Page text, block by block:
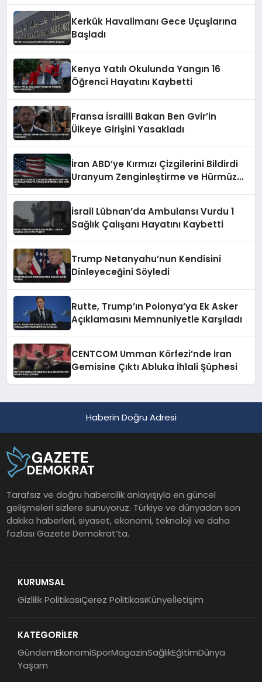
Kerkük Havalimanı Gece Uçuşlarına
Başladı
Kenya Yatılı Okulunda Yangın 16
Öğrenci Hayatını Kaybetti
Fransa İsrailli Bakan Ben Gvir’in
Ülkeye Girişini Yasakladı
İran ABD’ye Kırmızı Çizgilerini Bildirdi
Uranyum Zenginleştirme ve Hürmüz
İsrail Lübnan’da Ambulansı Vurdu 1
Sağlık Çalışanı Hayatını Kaybetti
Trump Netanyahu’nun Kendisini
Dinleyeceğini Söyledi
Rutte, Trump’ın Polonya’ya Ek Asker
Açıklamasını Memnuniyetle Karşıladı
CENTCOM Umman Körfezi’nde İran
Gemisine Çıktı Abluka İhlali Şüphesi
Haberin Doğru Adresi
Tarafsız ve doğru habercilik anlayışıyla en güncel
gelişmeleri sizlere sunuyoruz. Türkiye ve dünyadan son
dakika haberleri, siyaset, ekonomi, teknoloji ve daha
fazlası Gazete Demokrat’ta.
KURUMSAL
Gizlilik PolitikasıÇerez PolitikasıKünyeİletişim
KATEGORİLER
GündemEkonomiSporMagazinSağlıkEğitimDünya
Yaşam